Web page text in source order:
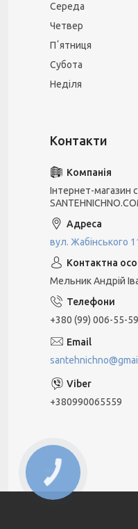
Середа
Четвер
Пʼятниця
Субота
Неділя
Інтернет-магазин
вул. Жабінського
Мельник Андрій
+380 (99) 006-55-59
+380990065559
КНОПКА
ЗВ'ЯЗКУ